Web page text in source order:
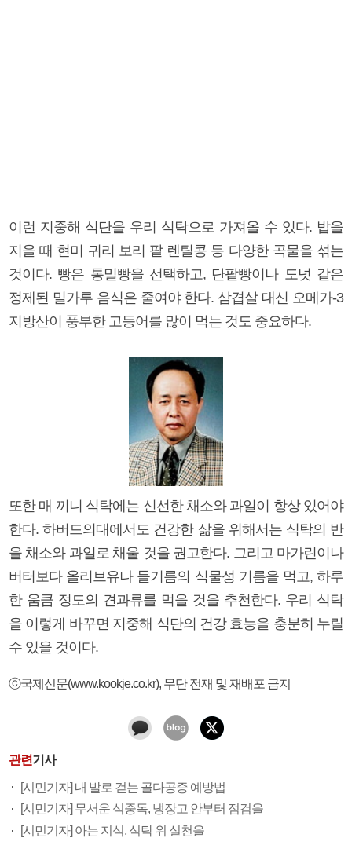
이런 지중해 식단을 우리 식탁으로 가져올 수 있다. 밥을
지을 때 현미 귀리 보리 팥 렌틸콩 등 다양한 곡물을 섞는
것이다. 빵은 통밀빵을 선택하고, 단팥빵이나 도넛 같은
정제된 밀가루 음식은 줄여야 한다. 삼겹살 대신 오메가-3
지방산이 풍부한 고등어를 많이 먹는 것도 중요하다.
또한 매 끼니 식탁에는 신선한 채소와 과일이 항상 있어야
한다. 하버드의대에서도 건강한 삶을 위해서는 식탁의 반
을 채소와 과일로 채울 것을 권고한다. 그리고 마가린이나
버터보다 올리브유나 들기름의 식물성 기름을 먹고, 하루
한 움큼 정도의 견과류를 먹을 것을 추천한다. 우리 식탁
을 이렇게 바꾸면 지중해 식단의 건강 효능을 충분히 누릴
수 있을 것이다.
ⓒ국제신문(www.kookje.co.kr), 무단 전재 및 재배포 금지
관련기사
[시민기자] 내 발로 걷는 골다공증 예방법
[시민기자] 무서운 식중독, 냉장고 안부터 점검을
[시민기자] 아는 지식, 식탁 위 실천을